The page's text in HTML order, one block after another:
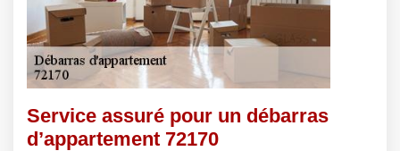
Service assuré pour un débarras
d’appartement 72170